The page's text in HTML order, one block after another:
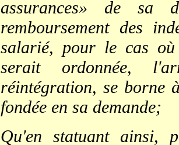
assurances» de sa
remboursement des
salarié, pour le cas
serait ordonnée,
réintégration, se borne
fondée en sa demande;
Qu'en statuant ainsi,